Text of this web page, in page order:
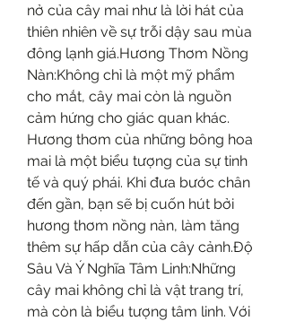
nở của cây mai như là lời hát của
thiên nhiên về sự trỗi dậy sau mùa
đông lạnh giá.Hương Thơm Nồng
Nàn:Không chỉ là một mỹ phẩm
cho mắt, cây mai còn là nguồn
cảm hứng cho giác quan khác.
Hương thơm của những bông hoa
mai là một biểu tượng của sự tinh
tế và quý phái. Khi đưa bước chân
đến gần, bạn sẽ bị cuốn hút bởi
hương thơm nồng nàn, làm tăng
thêm sự hấp dẫn của cây cảnh.Độ
Sâu Và Ý Nghĩa Tâm Linh:Những
cây mai không chỉ là vật trang trí,
mà còn là biểu tượng tâm linh. Với